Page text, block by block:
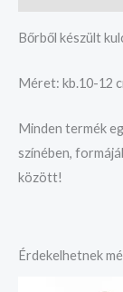
Bőrből készült
Méret: kb.10-12
Minden termék
színében,
között!
Érdekelhetnek